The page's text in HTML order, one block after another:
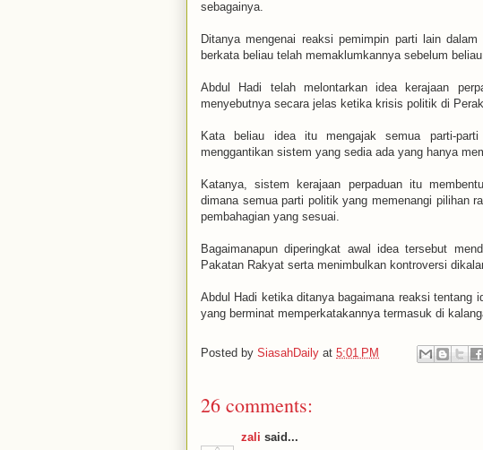
sebagainya.
Ditanya mengenai reaksi pemimpin parti lain
berkata beliau telah memaklumkannya sebelum
Abdul Hadi telah melontarkan idea kerajaan
menyebutnya secara jelas ketika krisis politik di
Kata beliau idea itu mengajak semua parti-
menggantikan sistem yang sedia ada yang hanya
Katanya, sistem kerajaan perpaduan itu
dimana semua parti politik yang memenangi pilihan
pembahagian yang sesuai.
Bagaimanapun diperingkat awal idea tersebut
Pakatan Rakyat serta menimbulkan kontroversi
Abdul Hadi ketika ditanya bagaimana reaksi tentang
yang berminat memperkatakannya termasuk di
Posted by SiasahDaily at 5:01 PM
26 comments:
zali said...